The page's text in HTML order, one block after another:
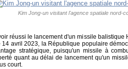
Kim Jong-un visitant l'agence spatiale nord-
réussi le lancement d'un missile
14 avril 2023, la République populaire
stratégique, puisqu'un missile à
quant au délai de lancement qu'un
court.